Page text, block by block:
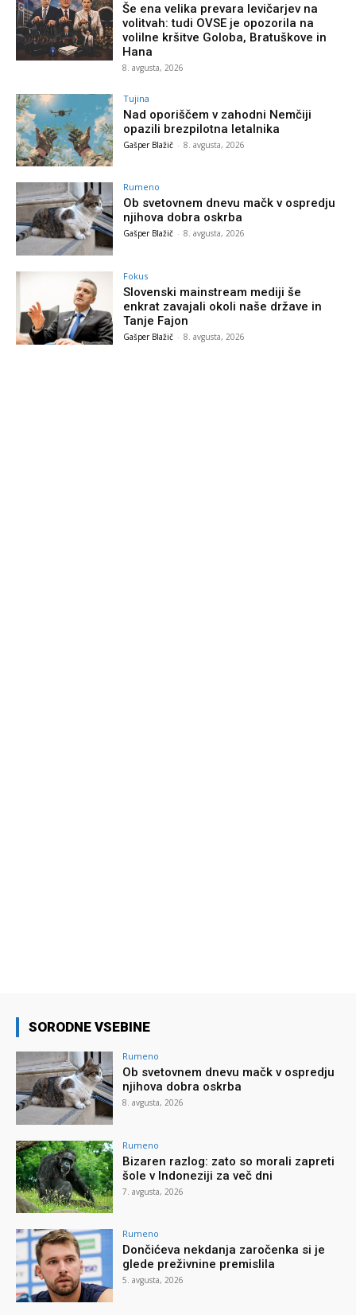
Še ena velika prevara levičarjev na
volitvah: tudi OVSE je opozorila na
volilne kršitve Goloba, Bratuškove in
Hana
8. avgusta, 2026
Tujina
Nad oporiščem v zahodni Nemčiji
opazili brezpilotna letalnika
Gašper Blažič - 8. avgusta, 2026
Rumeno
Ob svetovnem dnevu mačk v ospredju
njihova dobra oskrba
Gašper Blažič - 8. avgusta, 2026
Fokus
Slovenski mainstream mediji še
enkrat zavajali okoli naše države in
Tanje Fajon
Gašper Blažič - 8. avgusta, 2026
SORODNE VSEBINE
Rumeno
Ob svetovnem dnevu mačk v ospredju
njihova dobra oskrba
8. avgusta, 2026
Rumeno
Bizaren razlog: zato so morali zapreti
šole v Indoneziji za več dni
7. avgusta, 2026
Rumeno
Dončićeva nekdanja zaročenka si je
glede preživnine premislila
5. avgusta, 2026